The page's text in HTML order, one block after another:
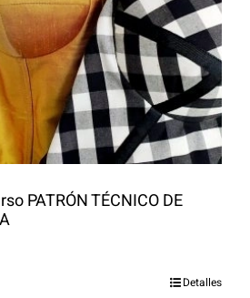
PATRÓN TÉCNICO DE
Detalles